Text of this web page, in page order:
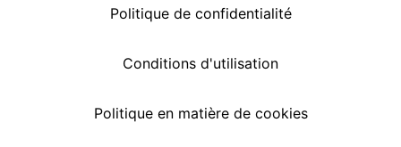
Politique de confidentialité
Conditions d'utilisation
Politique en matière de cookies